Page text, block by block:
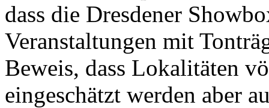
dass die Dresdener
Veranstaltungen mit
Beweis, dass Lokalitäten
eingeschätzt werden aber